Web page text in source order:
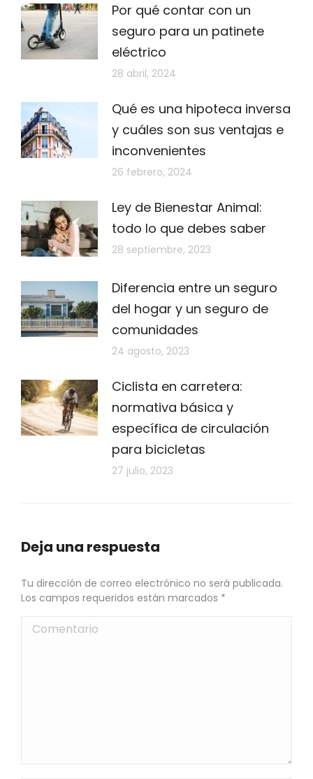
Por qué contar con un
seguro para un patinete
eléctrico
28 abril, 2024
Qué es una hipoteca inversa
y cuáles son sus ventajas e
inconvenientes
26 febrero, 2024
Ley de Bienestar Animal:
todo lo que debes saber
28 septiembre, 2023
Diferencia entre un seguro
del hogar y un seguro de
comunidades
24 agosto, 2023
Ciclista en carretera:
normativa básica y
específica de circulación
para bicicletas
27 julio, 2023
Deja una respuesta
Tu dirección de correo electrónico no será publicada.
Los campos requeridos están marcados *
Comentario